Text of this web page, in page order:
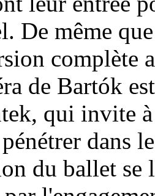
De même
complète
de Bartók
qui invite
dans
du ballet se